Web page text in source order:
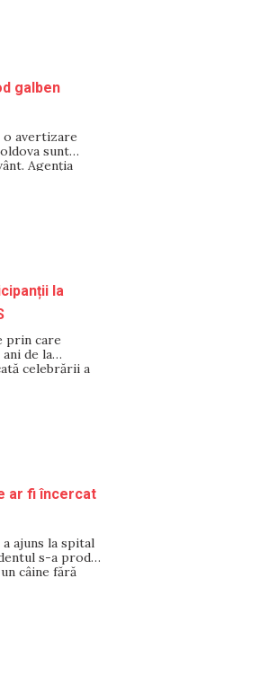
galben
avertizare
sunt
Agenția
și
la
prin care
de la
celebrării a
Ambele
ar fi încercat
ajuns la spital
s-a produs
câine fără